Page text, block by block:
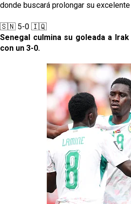
donde buscará prolongar su
🇸🇳 5-0 🇮🇶
Senegal culmina su goleada a
con un 3-0.